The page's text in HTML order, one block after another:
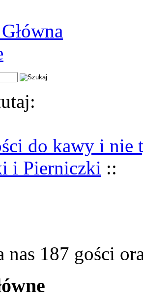
do kawy i nie
i Pierniczki ::
nas 187 gości